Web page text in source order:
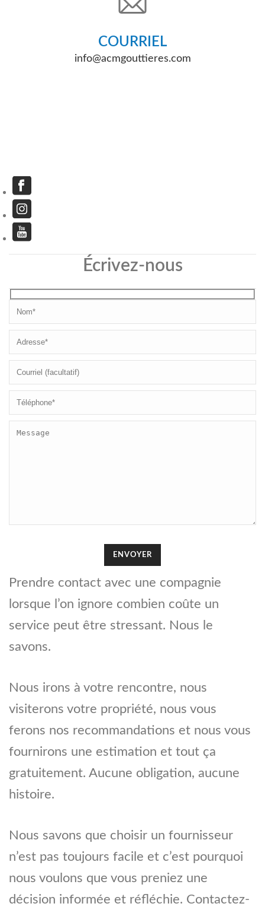
COURRIEL
info@acmgouttieres.com
Écrivez-nous
Prendre contact avec une compagnie
lorsque l’on ignore combien coûte un
service peut être stressant. Nous le
savons.
Nous irons à votre rencontre, nous
visiterons votre propriété, nous vous
ferons nos recommandations et nous vous
fournirons une estimation et tout ça
gratuitement. Aucune obligation, aucune
histoire.
Nous savons que choisir un fournisseur
n’est pas toujours facile et c’est pourquoi
nous voulons que vous preniez une
décision informée et réfléchie. Contactez-